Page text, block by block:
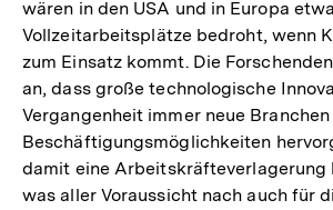
wären in den USA und in Europa
Vollzeitarbeitsplätze bedroht, wenn
zum Einsatz kommt. Die
an, dass große technologische
Vergangenheit immer neue Branchen
Beschäftigungsmöglichkeiten
damit eine Arbeitskräfteverlagerung
was aller Voraussicht nach auch für